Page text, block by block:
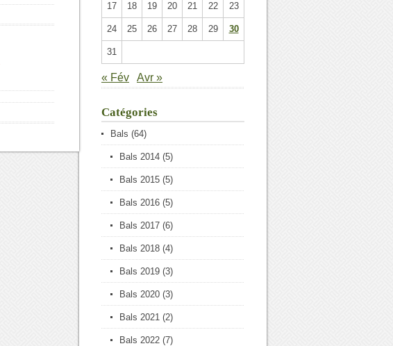
17 18 19 20 21 22 23
24 25 26 27 28 29 30
31
« Fév Avr »
Catégories
Bals (64)
Bals 2014 (5)
Bals 2015 (5)
Bals 2016 (5)
Bals 2017 (6)
Bals 2018 (4)
Bals 2019 (3)
Bals 2020 (3)
Bals 2021 (2)
Bals 2022 (7)